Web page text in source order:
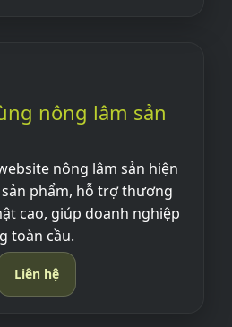
nông lâm sản
nông lâm sản hiện
phẩm, hỗ trợ thương
cao, giúp doanh nghiệp
toàn cầu.
Liên hệ